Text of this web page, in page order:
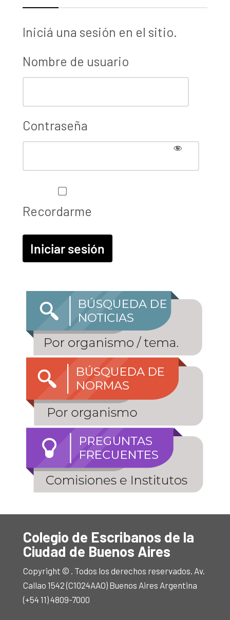
Iniciá una sesión en el sitio.
Nombre de usuario
Contraseña
Recordarme
Colegio de Escribanos de la
Ciudad de Buenos Aires
Copyright © . Todos los derechos reservados. Av.
Callao 1542 (C1024AAO) Buenos Aires Argentina
(+54 11) 4809-7000